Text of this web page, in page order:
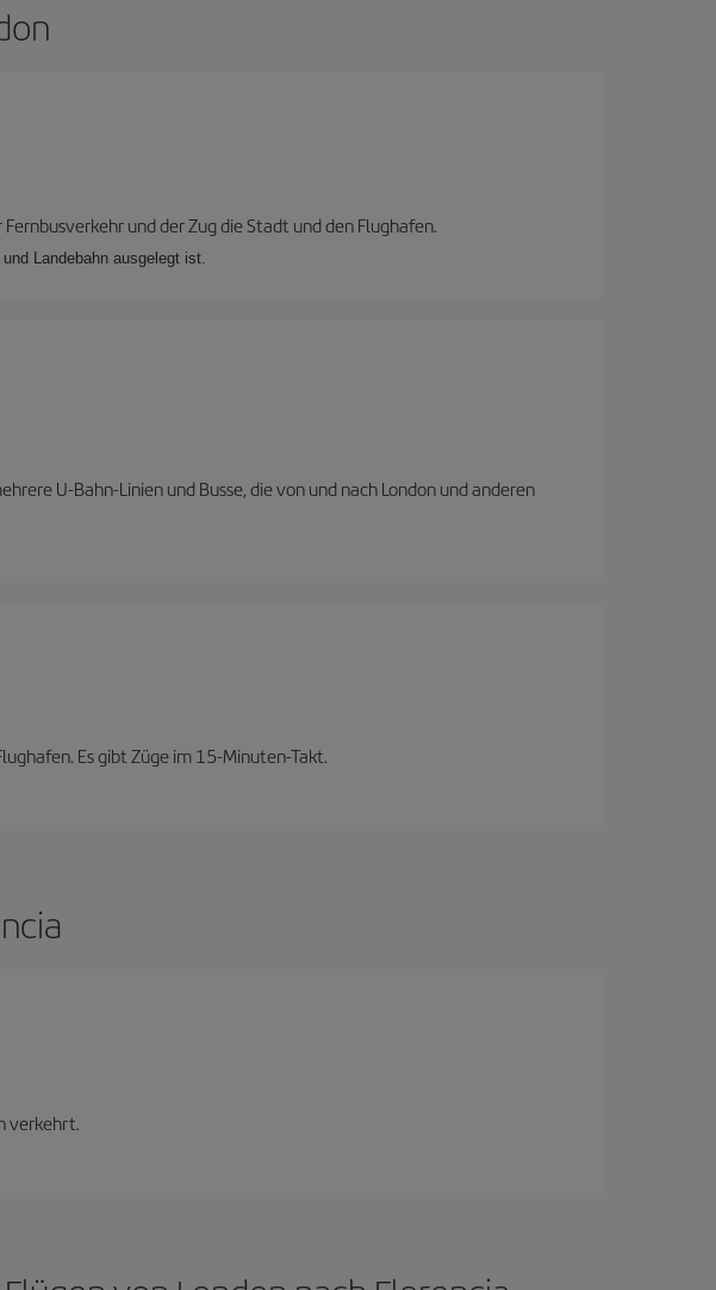
und der Zug die Stadt und den Flughafen.
Landebahn ausgelegt ist.
U-Bahn-Linien und Busse, die von und nach London und anderen
Es gibt Züge im 15-Minuten-Takt.
verkehrt.